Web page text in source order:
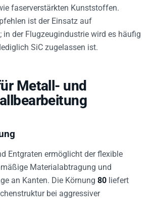
faserverstärkten Kunststoffen.
ist der Einsatz auf
; in der Flugzeugindustrie wird es häufig
SiC zugelassen ist.
Metall- und
Entgraten ermöglicht der flexible
Materialabtragung und
an Kanten. Die Körnung 80 liefert
bei aggressiver